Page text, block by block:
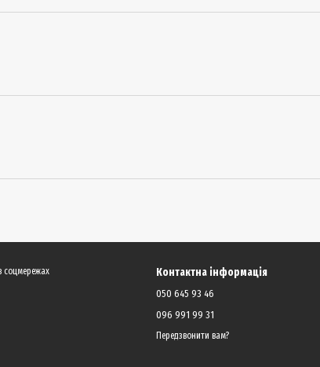
соцмережах Контактна інформація
050 645 93 46
096 991 99 31
Передзвонити вам?